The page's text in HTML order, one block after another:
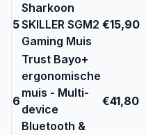
5
Sharkoon
SKILLER SGM2
Gaming Muis
€15,90
6
Trust Bayo+
ergonomische
muis - Multi-
device
Bluetooth &
€41,80